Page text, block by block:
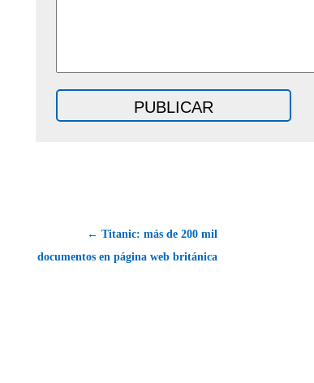
← Titanic: más de 200 mil
documentos en página web británica